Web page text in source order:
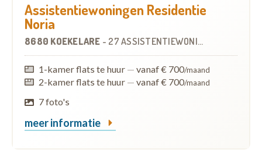
Assistentiewoningen Residentie
Noria
8680 KOEKELARE - 27 ASSISTENTIEWONINGEN
1-kamer flats te huur — vanaf € 700/maand
2-kamer flats te huur — vanaf € 700/maand
7 foto's
meer informatie